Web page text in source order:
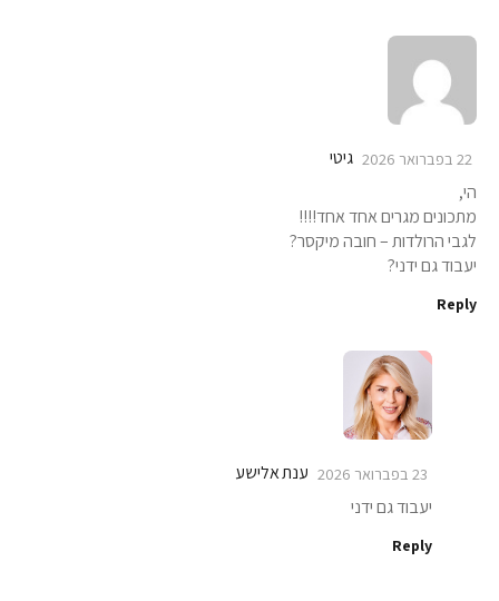
גיטי 22 בפברואר 2026
הי,
מתכונים מגרים אחד אחד!!!!
לגבי הרולדות – חובה מיקסר?
יעבוד גם ידני?
Reply
ענת אלישע 23 בפברואר 2026
יעבוד גם ידני
Reply